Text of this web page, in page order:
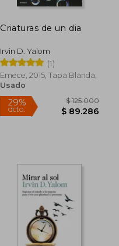
50%
dcto. $
Criaturas de un dia
Irvin D. Yalom
(1)
Emece, 2015, Tapa Blanda,
Usado